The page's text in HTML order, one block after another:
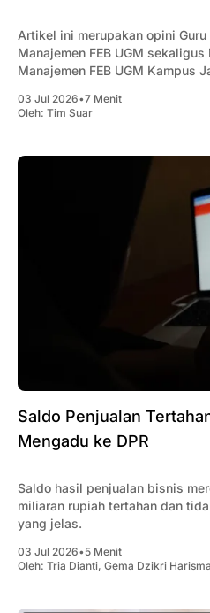
Artikel ini merupakan opini Guru
Manajemen FEB UGM
Manajemen FEB UGM Kampus
03 Jul 2026•7 Menit
Oleh: Tim Suar
Saldo Penjualan
Mengadu ke DPR
Saldo hasil penjualan bisnis
miliaran rupiah tertahan dan
yang jelas.
03 Jul 2026•5 Menit
Oleh: Tria Dianti, Gema Dzikri Harisma